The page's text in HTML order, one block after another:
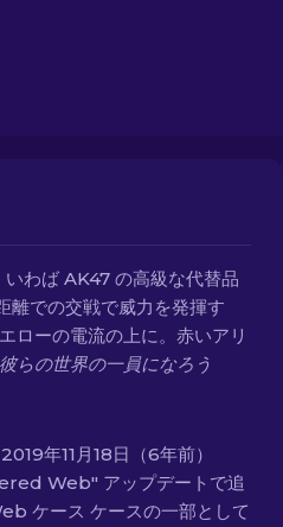
わば AK47 の高級な代替品
離での交戦で威力を発揮す
ローの電流の上に。赤いアリ
彼らの世界の一員になろう
年11月18日（6年前）
Web" アップデートで追
ケース ケースの一部として